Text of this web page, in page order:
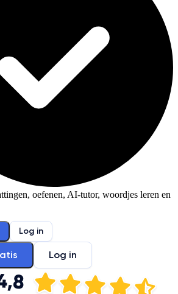
oefenen, AI-tutor, woordjes leren en
Log in
Log in